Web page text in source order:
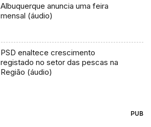
Albuquerque anuncia uma feira
mensal (áudio)
PSD enaltece crescimento
registado no setor das pescas na
Região (áudio)
PUB